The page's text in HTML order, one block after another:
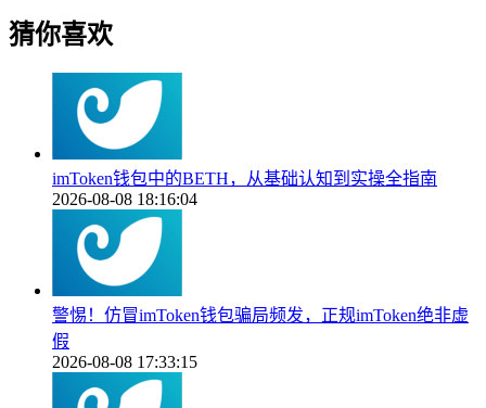
猜你喜欢
imToken钱包中的BETH，从基础认知到实操全指南
2026-08-08 18:16:04
警惕！仿冒imToken钱包骗局频发，正规imToken绝非虚
假
2026-08-08 17:33:15